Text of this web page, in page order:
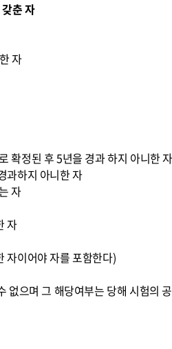
춘 자
자
확정된 후 5년을 경과 하지 아니한 자
과하지 아니한 자
자
자
자이어야 자를 포함한다)
없으며 그 해당여부는 당해 시험의